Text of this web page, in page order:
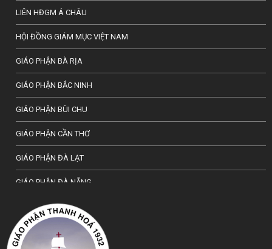
LIÊN HĐGM Á CHÂU
HỘI ĐỒNG GIÁM MỤC VIỆT NAM
GIÁO PHẬN BÀ RỊA
GIÁO PHẬN BẮC NINH
GIÁO PHẬN BÙI CHU
GIÁO PHẬN CẦN THƠ
GIÁO PHẬN ĐÀ LẠT
GIÁO PHẬN ĐÀ NẴNG
TỔNG GIÁO PHẬN HÀ NỘI
GIÁO PHẬN HẢI PHÒNG